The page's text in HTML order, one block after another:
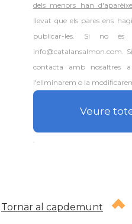
dels menors han
llevat que els pares ens
publicar-les. Si no és
info@catalansalmon.com.
contacta amb nosaltres
l'eliminarem o la
Veure
Tornar al capdemunt